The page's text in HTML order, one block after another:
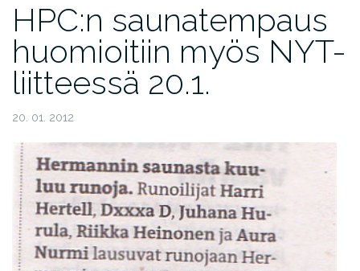
HPC:n saunatempaus
huomioitiin myös NYT-
liitteessä 20.1.
20. 01. 2012